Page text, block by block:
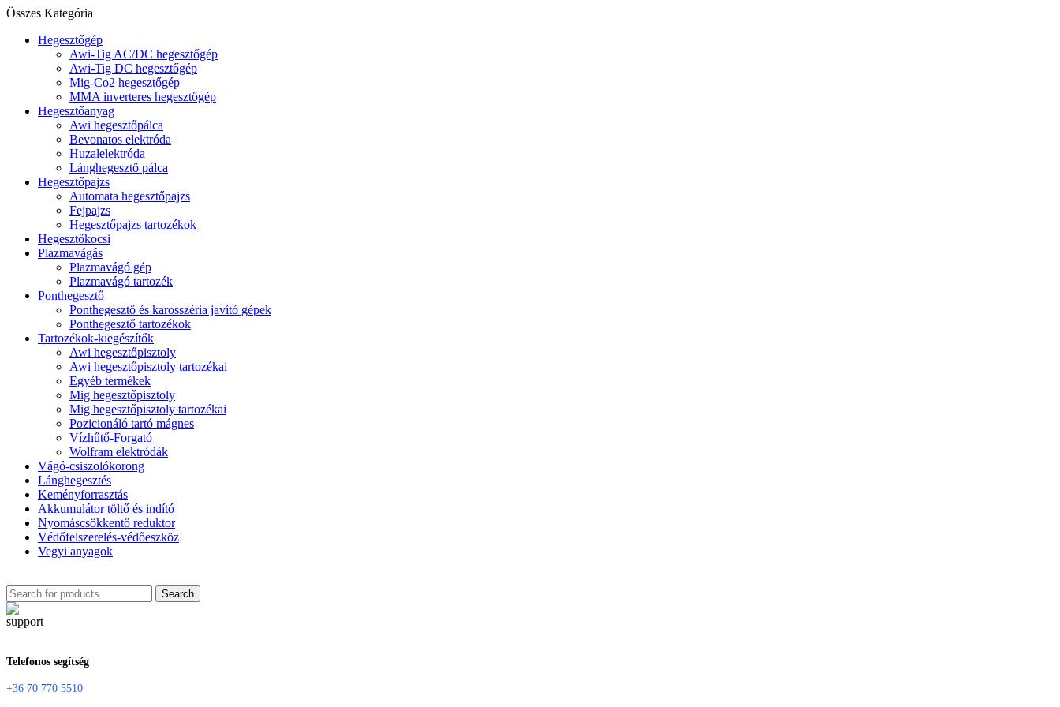
Összes Kategória
Hegesztőgép
Awi-Tig AC/DC hegesztőgép
Awi-Tig DC hegesztőgép
Mig-Co2 hegesztőgép
MMA inverteres hegesztőgép
Hegesztőanyag
Awi hegesztőpálca
Bevonatos elektróda
Huzalelektróda
Lánghegesztő pálca
Hegesztőpajzs
Automata hegesztőpajzs
Fejpajzs
Hegesztőpajzs tartozékok
Hegesztőkocsi
Plazmavágás
Plazmavágó gép
Plazmavágó tartozék
Ponthegesztő
Ponthegesztő és karosszéria javító gépek
Ponthegesztő tartozékok
Tartozékok-kiegészítők
Awi hegesztőpisztoly
Awi hegesztőpisztoly tartozékai
Egyéb termékek
Mig hegesztőpisztoly
Mig hegesztőpisztoly tartozékai
Pozicionáló tartó mágnes
Vízhűtő-Forgató
Wolfram elektródák
Vágó-csiszolókorong
Lánghegesztés
Keményforrasztás
Akkumulátor töltő és indító
Nyomáscsökkentő reduktor
Védőfelszerelés-védőeszköz
Vegyi anyagok
Search
Telefonos segítség
+36 70 770 5510